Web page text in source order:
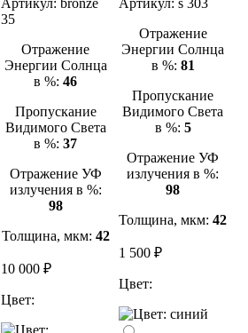
Артикул:bronze
35
Отражение
Энергии Солнца
в %:46
Пропускание
Видимого Света
в %:37
Отражение УФ
излучения в %:
98
Толщина, мкм: 42
10 000 ₽
Цвет:
Артикул: s 303
Отражение
Энергии Солнца
в %: 81
Пропускание
Видимого Света
в %: 5
Отражение УФ
излучения в %:
98
Толщина, мкм:42
1 500 ₽
Цвет: